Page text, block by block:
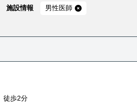
施設情報 男性医師
徒歩2分